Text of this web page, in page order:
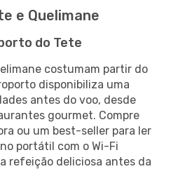
e Quelimane
do Tete
costumam partir do
disponibiliza uma
antes do voo, desde
gourmet. Compre
ou um best-seller para ler
portátil com o Wi-Fi
refeição deliciosa antes da